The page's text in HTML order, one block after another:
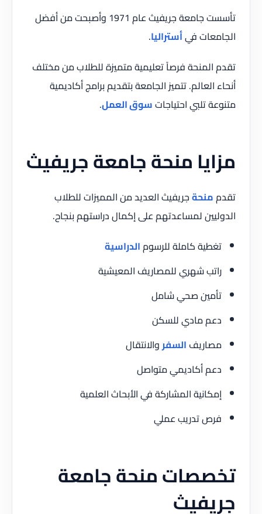
تأسست جامعة جريفيث عام 1971 وأصبحت من أفضل
الجامعات فيأستراليا.
تقدم المنحة فرصاً تعليمية متميزة للطلاب من مختلف
أنحاء العالم. تتميز الجامعة بتقديم برامج أكاديمية
متنوعة تلبي احتياجاتسوق العمل.
مزايا منحة جامعة جريفيث
تقدممنحةجريفيث العديد من المميزات للطلاب
الدوليين لمساعدتهم على إكمال دراستهم بنجاح.
تغطية كاملة للرسومالدراسية
راتب شهري للمصاريف المعيشية
تأمين صحي شامل
دعم مادي للسكن
مصاريفالسفر والانتقال
دعم أكاديمي متواصل
إمكانية المشاركة في الأبحاث العلمية
فرص تدريب عملي
تخصصات منحة جامعة
جريفيث